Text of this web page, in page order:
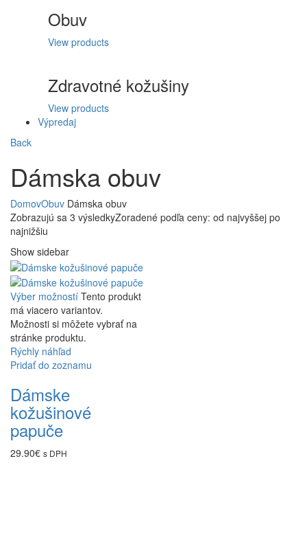
Obuv
View products
Zdravotné kožušiny
View products
Výpredaj
Back
Dámska obuv
DomovObuv Dámska obuv
Zobrazujú sa 3 výsledkyZoradené podľa ceny: od najvyššej po
najnižšiu
Show sidebar
Výber možností Tento produkt
má viacero variantov.
Možnosti si môžete vybrať na
stránke produktu.
Rýchly náhľad
Pridať do zoznamu
Dámske
kožušinové
papuče
29.90€ s DPH